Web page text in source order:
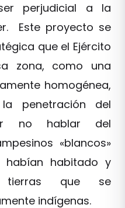
perjudicial a la
Este proyecto se
que el Ejército
zona, como una
homogénea,
penetración del
no hablar del
«blancos»
habían habitado y
tierras que se
indígenas.